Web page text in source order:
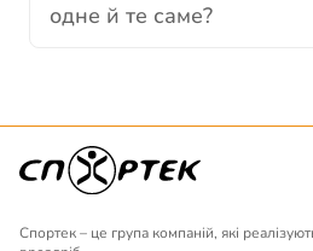
одне й те саме?
Спортек – це група компаній, які